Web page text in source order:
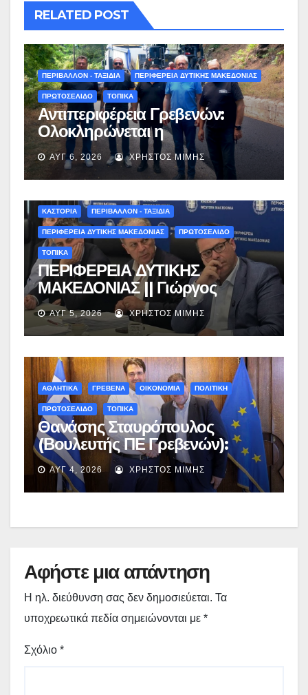
RELATED POST
ΠΕΡΙΒΑΛΛΟΝ - ΤΑΞΙΔΙΑ ΠΕΡΙΦΕΡΕΙΑ ΔΥΤΙΚΗΣ ΜΑΚΕΔΟΝΙΑΣ
ΠΡΩΤΟΣΕΛΙΔΟ ΤΟΠΙΚΑ
Αντιπεριφέρεια Γρεβενών:
Ολοκληρώνεται η
ασφαλτόστρωση της οδού
Περιβόλι – Αβδέλλα
ΑΥΓ 6, 2026 ΧΡΉΣΤΟΣ ΜΊΜΗΣ
ΚΑΣΤΟΡΙΑ ΠΕΡΙΒΑΛΛΟΝ - ΤΑΞΙΔΙΑ
ΠΕΡΙΦΕΡΕΙΑ ΔΥΤΙΚΗΣ ΜΑΚΕΔΟΝΙΑΣ ΠΡΩΤΟΣΕΛΙΔΟ
ΤΟΠΙΚΑ
ΠΕΡΙΦΕΡΕΙΑ ΔΥΤΙΚΗΣ
ΜΑΚΕΔΟΝΙΑΣ || Γιώργος
Αμανατίδης για Φράγμα
Νεστορίου: «Η δέσμευσή μας
γίνεται πράξη με εξασφαλισμένη
χρηματοδότηση»
ΑΥΓ 5, 2026 ΧΡΉΣΤΟΣ ΜΊΜΗΣ
ΑΘΛΗΤΙΚΑ ΓΡΕΒΕΝΑ ΟΙΚΟΝΟΜΙΑ ΠΟΛΙΤΙΚΗ
ΠΡΩΤΟΣΕΛΙΔΟ ΤΟΠΙΚΑ
Θανάσης Σταυρόπουλος
(Βουλευτής ΠΕ Γρεβενών):
Έκτακτη χρηματοδότηση
400.000€ για επιπλέον
εργασίες στο Δημοτικό Στάδιο
ΑΥΓ 4, 2026 ΧΡΉΣΤΟΣ ΜΊΜΗΣ
Αφήστε μια απάντηση
Η ηλ. διεύθυνση σας δεν δημοσιεύεται. Τα
υποχρεωτικά πεδία σημειώνονται με *
Σχόλιο *